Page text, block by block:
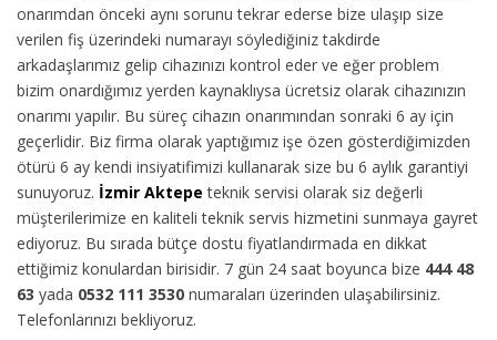
onarımdan önceki aynı sorunu tekrar ederse bize ulaşıp size
verilen fiş üzerindeki numarayı söylediğiniz takdirde
arkadaşlarımız gelip cihazınızı kontrol eder ve eğer problem
bizim onardığımız yerden kaynaklıysa ücretsiz olarak cihazınızın
onarımı yapılır. Bu süreç cihazın onarımından sonraki 6 ay için
geçerlidir. Biz firma olarak yaptığımız işe özen gösterdiğimizden
ötürü 6 ay kendi insiyatifimizi kullanarak size bu 6 aylık garantiyi
sunuyoruz. İzmir Aktepe teknik servisi olarak siz değerli
müşterilerimize en kaliteli teknik servis hizmetini sunmaya gayret
ediyoruz. Bu sırada bütçe dostu fiyatlandırmada en dikkat
ettiğimiz konulardan birisidir. 7 gün 24 saat boyunca bize 444 48
63 yada 0532 111 3530 numaraları üzerinden ulaşabilirsiniz.
Telefonlarınızı bekliyoruz.